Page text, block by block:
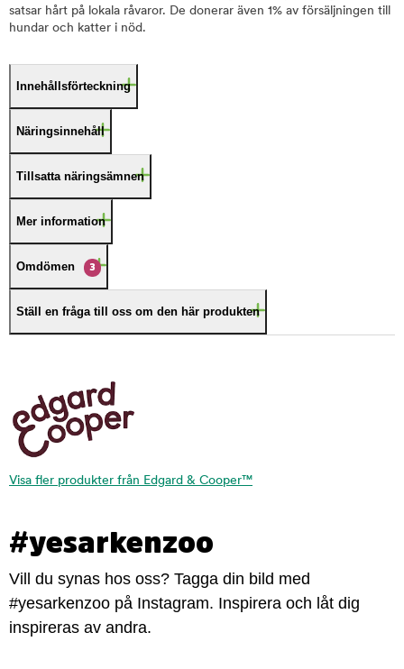
satsar hårt på lokala råvaror. De donerar även 1% av försäljningen till
hundar och katter i nöd.
Innehållsförteckning
Näringsinnehåll
Tillsatta näringsämnen
Mer information
Omdömen 3
Ställ en fråga till oss om den här produkten
Visa fler produkter från Edgard & Cooper™
#yesarkenzoo
Vill du synas hos oss? Tagga din bild med
#yesarkenzoo på Instagram. Inspirera och låt dig
inspireras av andra.